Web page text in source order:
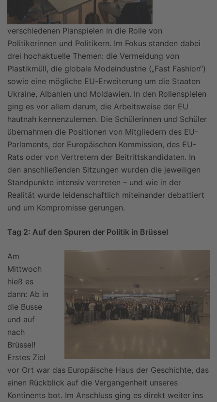
verschiedenen Planspielen in die Rolle von
Politikerinnen und Politikern. Im Fokus standen dabei
drei hochaktuelle Themen: die Vermeidung von
Plastikmüll, die globale Modeindustrie („Fast Fashion“)
sowie eine mögliche EU-Erweiterung um die Staaten
Ukraine, Albanien und Moldawien. In den Rollenspielen
ging es vor allem darum, die Arbeitsweise der EU
hautnah kennenzulernen. Die Schülerinnen und Schüler
übernahmen die Positionen von Mitgliedern des EU-
Parlaments, der Europäischen Kommission, des EU-
Rats oder von Vertretern der Beitrittskandidaten. In
den anschließenden Sitzungen wurden die jeweiligen
Standpunkte intensiv vertreten – und wie in der
Realität wurde leidenschaftlich miteinander debattiert
und um Kompromisse gerungen.
Tag 2: Auf den Spuren der Politik in Brüssel
Am
Mittwoch
hieß es
dann: Ab in
die Busse
und auf
nach
Brüssel!
Erstes Ziel
vor Ort war das Europäische Haus der Geschichte, das
einen Rückblick auf die Vergangenheit unseres
Kontinents bot. Im Anschluss ging es direkt weiter ins